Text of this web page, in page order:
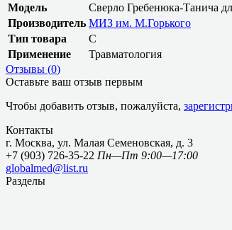
Модель
Сверло Гребенюка-Танича
Производитель МИЗ им. М.Горького
Тип товара
С
Применение
Травматология
Отзывы (0)
Оставьте ваш отзыв первым
Чтобы добавить отзыв, пожалуйста,
Контакты
г. Москва, ул. Малая Семеновская, д. 3
+7 (903) 726-35-22 Пн—Пт 9:00—17:00
globalmed@list.ru
Разделы